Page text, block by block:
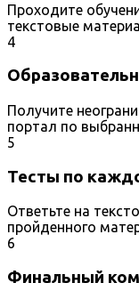
Проходите
текстовые
4
Получите
портал по
5
Тесты по
Ответьте на
пройденного
6
Финальный